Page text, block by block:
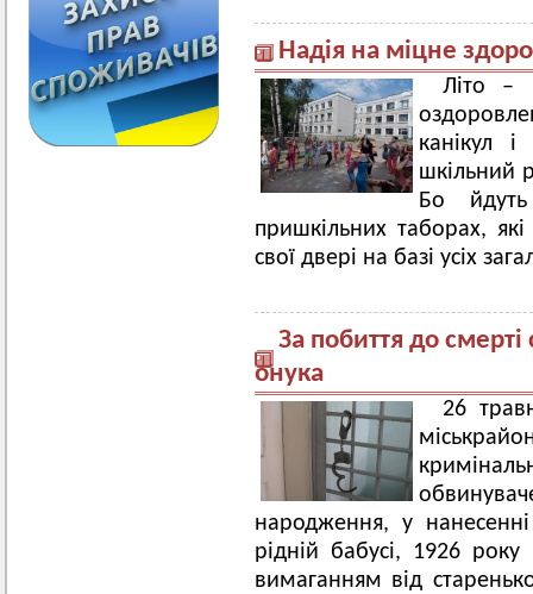
Надія на міцне
Літо –
канікул
шкільний
Бо
пришкільних таборах,
свої двері на базі усіх
За побиття до смерті
онука
26
народження, у
рідній бабусі, 1926
вимаганням від